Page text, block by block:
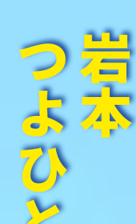
岩本
つよひと